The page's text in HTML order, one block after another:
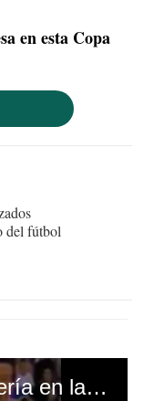
en esta Copa
del fútbol
Honduras el equipo que más dispara a portería en la Copa Oro